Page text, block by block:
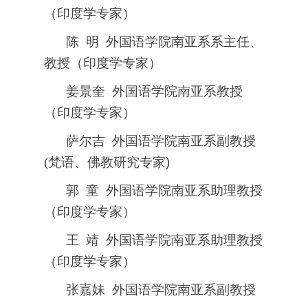
（印度学专家）
陈 明 外国语学院南亚系系主任、
教授（印度学专家）
姜景奎 外国语学院南亚系教授
（印度学专家）
萨尔吉 外国语学院南亚系副教授
(梵语、佛教研究专家)
郭 童 外国语学院南亚系助理教授
（印度学专家）
王 靖 外国语学院南亚系助理教授
（印度学专家）
张嘉妹 外国语学院南亚系副教授